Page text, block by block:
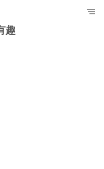
趣